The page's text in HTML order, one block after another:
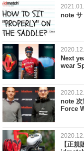
note
Next
wear
note 次
Force
【正